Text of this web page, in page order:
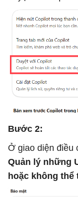
Bước 2:
Ở giao diện điều
Quản lý những
hoặc không thể